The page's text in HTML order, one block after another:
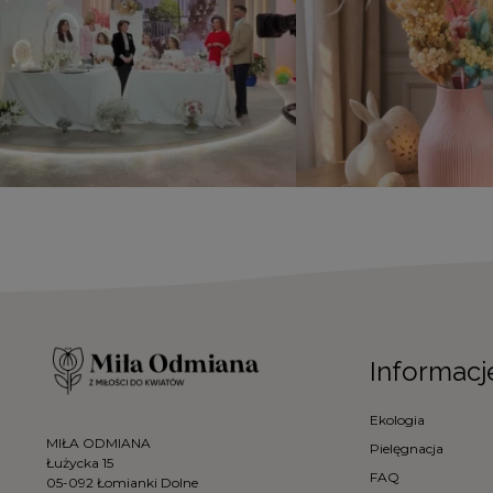
MIŁA ODMIANA
Łużycka 15
05-092 Łomianki Dolne
Ekologia
Pielęgnacja
FAQ